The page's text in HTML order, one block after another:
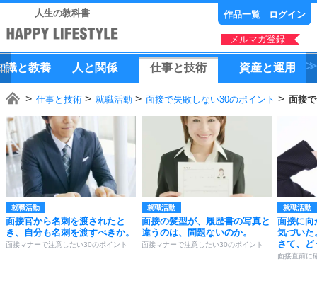
人生の教科書 作品一覧 ログイン
メルマガ登録
識と教養 人 と 関係 仕事と技術 資産と運用
仕事と技術 就職活動 面接で失敗しない30のポイント 面接
就職活動
面接官から名刺を渡されたと
き、自分も名刺を渡すべきか。
面接マナーで注意したい30のポイント
就職活動
面接の髪型が、履歴書の写真と
違うのは、問題ないのか。
面接マナーで注意したい30のポイント
就職活動
面接に向
気づいた
さて、ど
面接直前に